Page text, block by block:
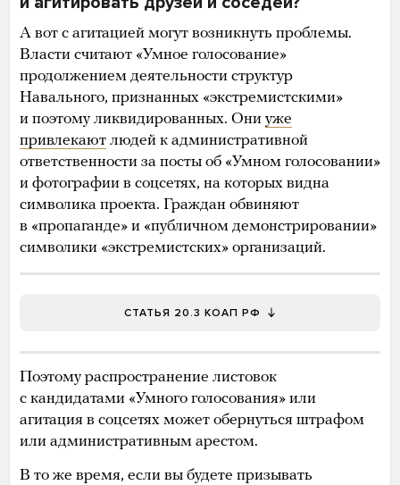
А вот с агитацией могут возникнуть проблемы.
Власти считают «Умное голосование»
продолжением деятельности структур
Навального, признанных «экстремистскими»
и поэтому ликвидированных. Они уже
привлекают людей к административной
ответственности за посты об «Умном голосовании»
и фотографии в соцсетях, на которых видна
символика проекта. Граждан обвиняют
в «пропаганде» и «публичном демонстрировании»
символики «экстремистских» организаций.
СТАТЬЯ 20.3 КОАП РФ
Поэтому распространение листовок
с кандидатами «Умного голосования» или
агитация в соцсетях может обернуться штрафом
или административным арестом.
В то же время, если вы будете призывать